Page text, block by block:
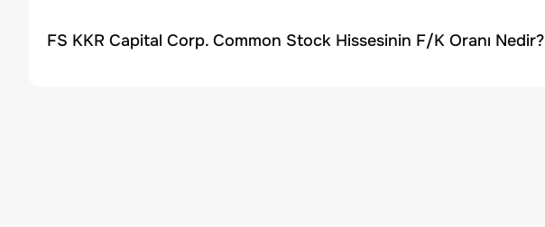
FS KKR Capital Corp. Common Stock Hissesinin F/K Oranı Nedir?